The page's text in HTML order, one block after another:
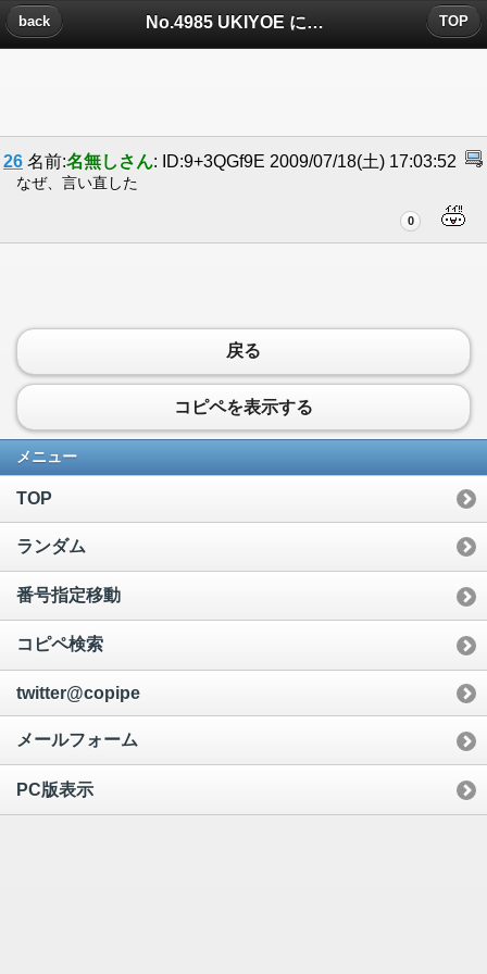
No.4985 UKIYOE についたコメント
back TOP
26 名前:名無しさん: ID:9+3QGf9E 2009/07/18(土) 17:03:52
なぜ、言い直した
0
戻る
コピペを表示する
メニュー
TOP
ランダム
番号指定移動
コピペ検索
twitter@copipe
メールフォーム
PC版表示